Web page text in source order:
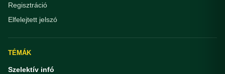
Regisztráció
Elfelejtett jelszó
TÉMÁK
Szelektív infó